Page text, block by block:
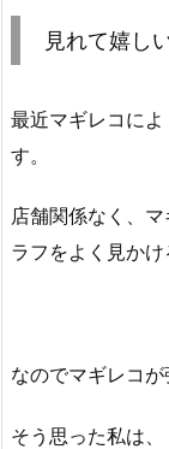
見れて嬉し
最近マギレコに
す。
店舗関係なく、
ラフをよく見かけ
なのでマギレコ
そう思った私は、